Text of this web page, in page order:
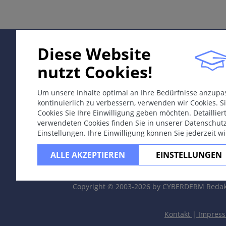
Therapie & Prävention
Synonyme
Windpocken und Gürtelrose, Zoster.
Chickenpox; shingles.
Epidemiologie
Weltweit bei der nicht geimpften Bevölkerung; hohe
Diese Website
nutzt Cookies!
Um unsere Inhalte optimal an Ihre Bedürfnisse
kontinuierlich zu verbessern, verwenden wir Cookies.
Cookies Sie Ihre Einwilligung geben möchten.
verwendeten Cookies finden Sie in unserer
Einstellungen. Ihre Einwilligung können Sie jederzeit
ALLE AKZEPTIEREN EINSTELLUNGEN
Copyright © 2003-2026 by CYBERDERM
Kontakt |